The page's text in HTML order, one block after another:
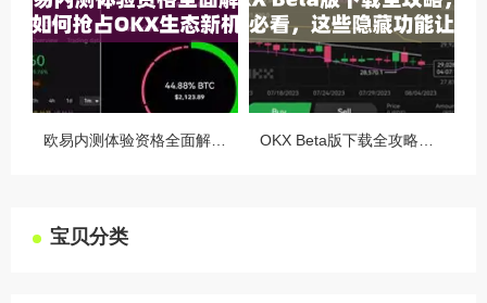
宝贝分类